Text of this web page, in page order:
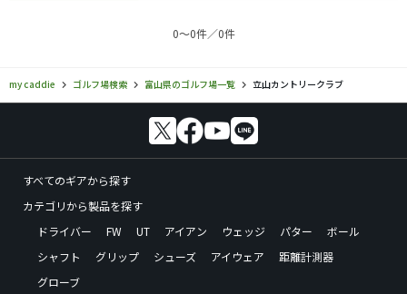
0〜0件／0件
my caddie ゴルフ場検索 富山県のゴルフ場一覧 立山カントリークラブ
すべてのギアから探す
カテゴリから製品を探す
ドライバー
FW UT アイアン ウェッジ パター
ボール
シャフト
グリップ シューズ アイウェア
距離計測器
グローブ